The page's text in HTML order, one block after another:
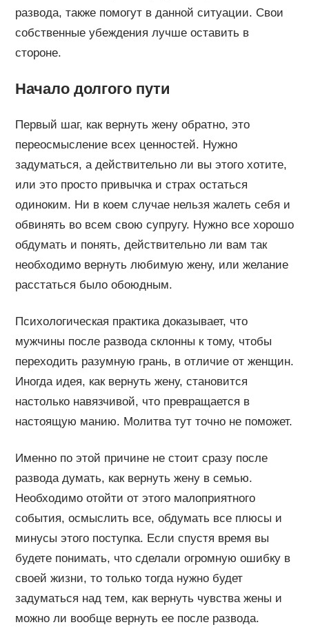
развода, также помогут в данной ситуации. Свои
собственные убеждения лучше оставить в
стороне.
Начало долгого пути
Первый шаг, как вернуть жену обратно, это
переосмысление всех ценностей. Нужно
задуматься, а действительно ли вы этого хотите,
или это просто привычка и страх остаться
одиноким. Ни в коем случае нельзя жалеть себя и
обвинять во всем свою супругу. Нужно все хорошо
обдумать и понять, действительно ли вам так
необходимо вернуть любимую жену, или желание
расстаться было обоюдным.
Психологическая практика доказывает, что
мужчины после развода склонны к тому, чтобы
переходить разумную грань, в отличие от женщин.
Иногда идея, как вернуть жену, становится
настолько навязчивой, что превращается в
настоящую манию. Молитва тут точно не поможет.
Именно по этой причине не стоит сразу после
развода думать, как вернуть жену в семью.
Необходимо отойти от этого малоприятного
события, осмыслить все, обдумать все плюсы и
минусы этого поступка. Если спустя время вы
будете понимать, что сделали огромную ошибку в
своей жизни, то только тогда нужно будет
задуматься над тем, как вернуть чувства жены и
можно ли вообще вернуть ее после развода.